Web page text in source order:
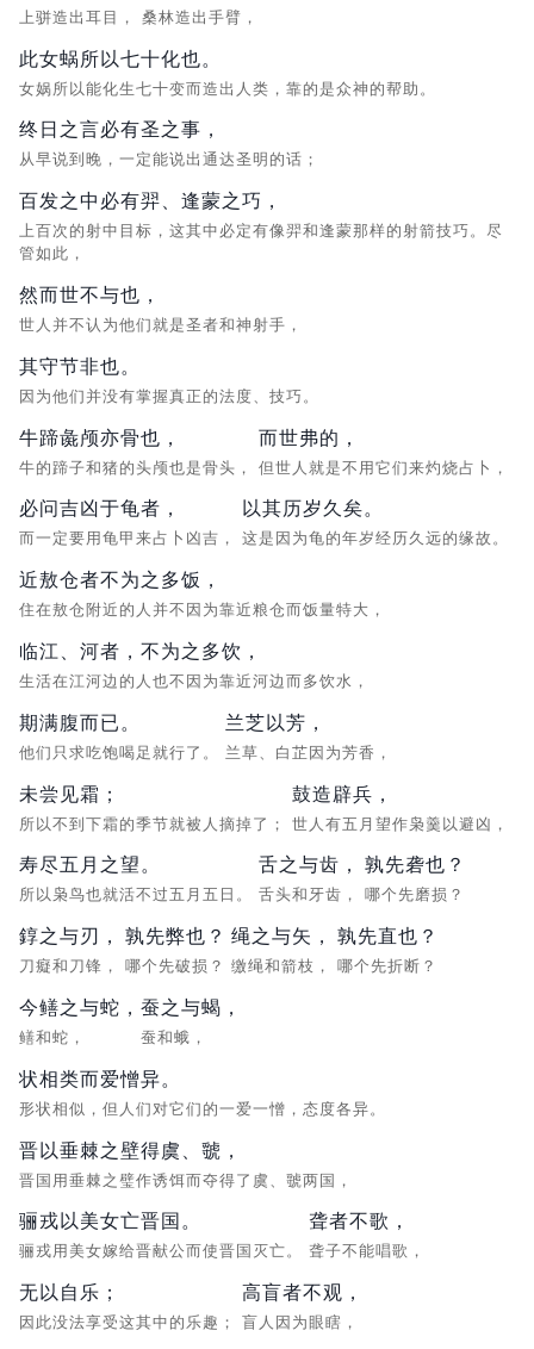
上骈造出耳目， 桑林造出手臂，
此女蜗所以七十化也。
女娲所以能化生七十变而造出人类，靠的是众神的帮助。
终日之言必有圣之事，
从早说到晚，一定能说出通达圣明的话；
百发之中必有羿、逢蒙之巧，
上百次的射中目标，这其中必定有像羿和逢蒙那样的射箭技巧。尽
管如此，
然而世不与也，
世人并不认为他们就是圣者和神射手，
其守节非也。
因为他们并没有掌握真正的法度、技巧。
牛蹄彘颅亦骨也，
牛的蹄子和猪的头颅也是骨头，
而世弗的，
但世人就是不用它们来灼烧占卜，
必问吉凶于龟者，
而一定要用龟甲来占卜凶吉，
以其历岁久矣。
这是因为龟的年岁经历久远的缘故。
近敖仓者不为之多饭，
住在敖仓附近的人并不因为靠近粮仓而饭量特大，
临江、河者，不为之多饮，
生活在江河边的人也不因为靠近河边而多饮水，
期满腹而已。
他们只求吃饱喝足就行了。
兰芝以芳，
兰草、白芷因为芳香，
未尝见霜；
所以不到下霜的季节就被人摘掉了；
鼓造辟兵，
世人有五月望作枭羹以避凶，
寿尽五月之望。
所以枭鸟也就活不过五月五日。
舌之与齿，
舌头和牙齿，
孰先砻也？
哪个先磨损？
錞之与刃，
刀癡和刀锋，
孰先弊也？
哪个先破损？
绳之与矢，
缴绳和箭枝，
孰先直也？
哪个先折断？
今鳝之与蛇，
鳝和蛇，
蚕之与蝎，
蚕和蛾，
状相类而爱憎异。
形状相似，但人们对它们的一爱一憎，态度各异。
晋以垂棘之壁得虞、虢，
晋国用垂棘之璧作诱饵而夺得了虞、虢两国，
骊戎以美女亡晋国。
骊戎用美女嫁给晋献公而使晋国灭亡。
聋者不歌，
聋子不能唱歌，
无以自乐；
因此没法享受这其中的乐趣；
高盲者不观，
盲人因为眼瞎，